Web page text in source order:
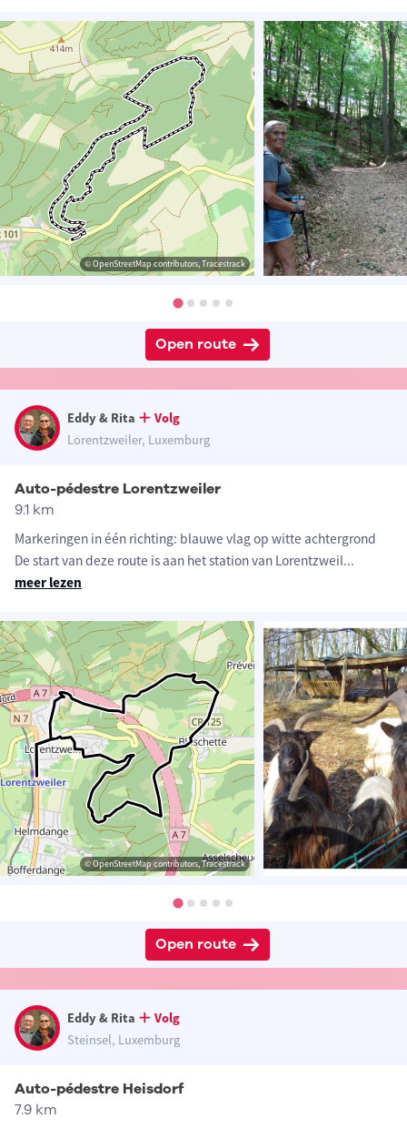
© OpenStreetMap contributors, Tracestrack
Open route
Eddy & Rita
Volg
Lorentzweiler, Luxemburg
Auto-pédestre Lorentzweiler
9.1 km
Markeringen in één richting: blauwe vlag op witte achtergrond
De start van deze route is aan het station van Lorentzweil...
meer lezen
© OpenStreetMap contributors, Tracestrack
Open route
Eddy & Rita
Volg
Steinsel, Luxemburg
Auto-pédestre Heisdorf
7.9 km